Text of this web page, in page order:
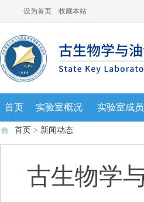
设为首页 收藏本站
首页 实验室概况 实验室成员
首页 > 新闻动态
古生物学